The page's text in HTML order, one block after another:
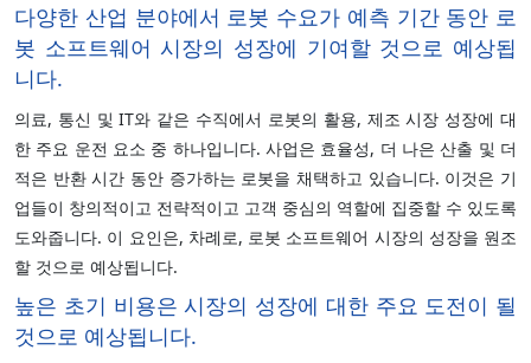
다양한 산업 분야에서 로봇 수요가 예측 기간 동안 로
봇 소프트웨어 시장의 성장에 기여할 것으로 예상됩
니다.
의료, 통신 및 IT와 같은 수직에서 로봇의 활용, 제조 시장 성장에 대
한 주요 운전 요소 중 하나입니다. 사업은 효율성, 더 나은 산출 및 더
적은 반환 시간 동안 증가하는 로봇을 채택하고 있습니다. 이것은 기
업들이 창의적이고 전략적이고 고객 중심의 역할에 집중할 수 있도록
도와줍니다. 이 요인은, 차례로, 로봇 소프트웨어 시장의 성장을 원조
할 것으로 예상됩니다.
높은 초기 비용은 시장의 성장에 대한 주요 도전이 될
것으로 예상됩니다.